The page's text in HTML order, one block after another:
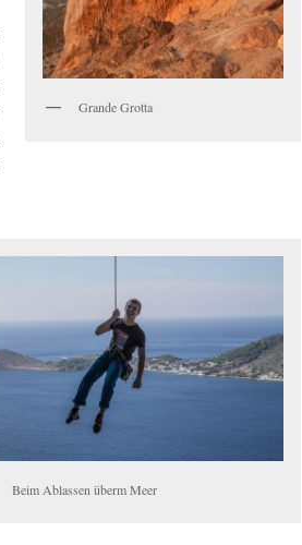
Grande Grotta
Beim Ablassen überm Meer